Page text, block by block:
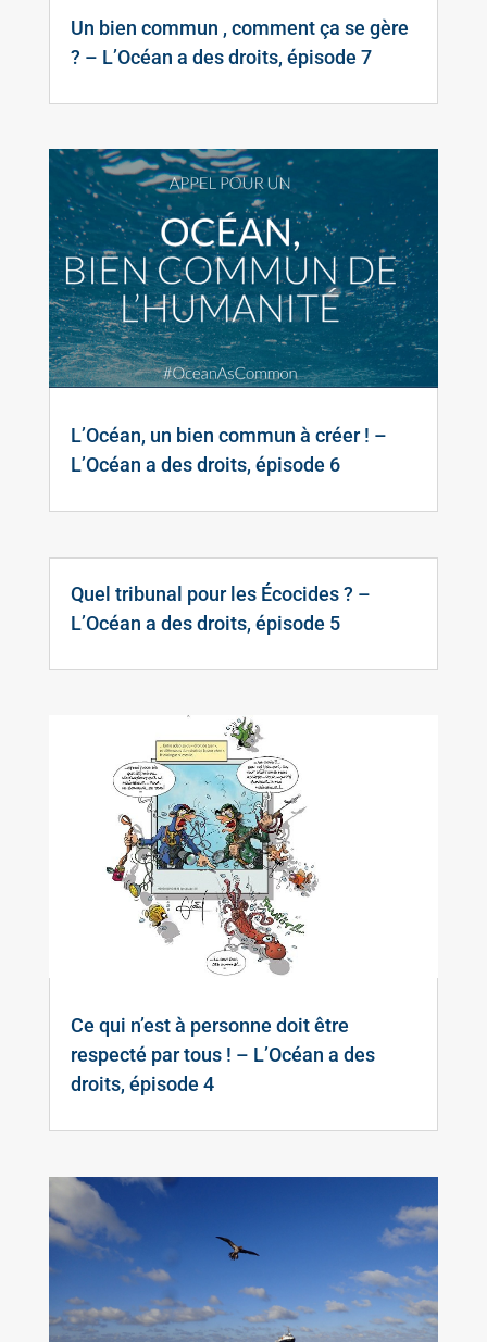
Un bien commun , comment ça se gère
? – L’Océan a des droits, épisode 7
L’Océan, un bien commun à créer ! –
L’Océan a des droits, épisode 6
Quel tribunal pour les Écocides ? –
L’Océan a des droits, épisode 5
Ce qui n’est à personne doit être
respecté par tous ! – L’Océan a des
droits, épisode 4